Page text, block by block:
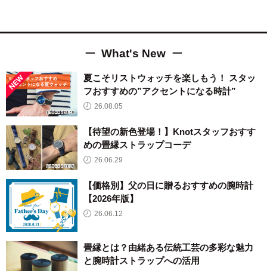
What's New
夏こそリストウォッチを楽しもう！ スタッ
フおすすめの”アクセントになる時計”
26.08.05
【待望の新色登場！】Knotスタッフおすす
めの畳縁ストラップコーデ
26.06.29
【価格別】父の日に贈るおすすめの腕時計
【2026年版】
26.06.12
畳縁とは？由緒ある伝統工芸の多彩な魅力
と腕時計ストラップへの活用